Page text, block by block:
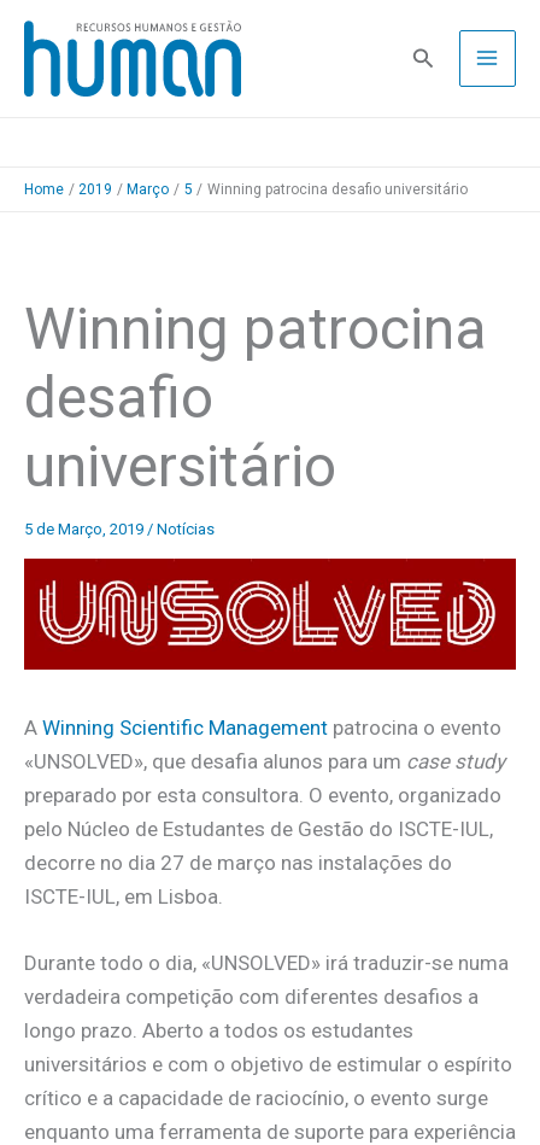
Skip
content
Pesquisa
Home 2019 Março 5 Winning patrocina desafio universitário
Winning patrocina
desafio
universitário
5 de Março, 2019 / Notícias
A Winning Scientific Management patrocina o evento
«UNSOLVED», que desafia alunos para um case study
preparado por esta consultora. O evento, organizado
pelo Núcleo de Estudantes de Gestão do ISCTE-IUL,
decorre no dia 27 de março nas instalações do
ISCTE-IUL, em Lisboa.
Durante todo o dia, «UNSOLVED» irá traduzir-se numa
verdadeira competição com diferentes desafios a
longo prazo. Aberto a todos os estudantes
universitários e com o objetivo de estimular o espírito
crítico e a capacidade de raciocínio, o evento surge
enquanto uma ferramenta de suporte para experiência